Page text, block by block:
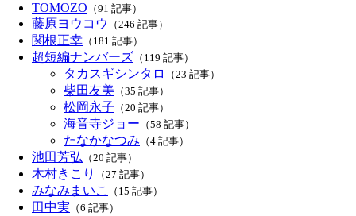
TOMOZO （91 記事）
藤原ヨウコウ （246 記事）
関根正幸 （181 記事）
超短編ナンバーズ （119 記事）
タカスギシンタロ （23 記事）
柴田友美 （35 記事）
松岡永子 （20 記事）
海音寺ジョー （58 記事）
たなかなつみ （4 記事）
池田芳弘 （20 記事）
木村きこり （27 記事）
みなみまいこ （15 記事）
田中実 （6 記事）